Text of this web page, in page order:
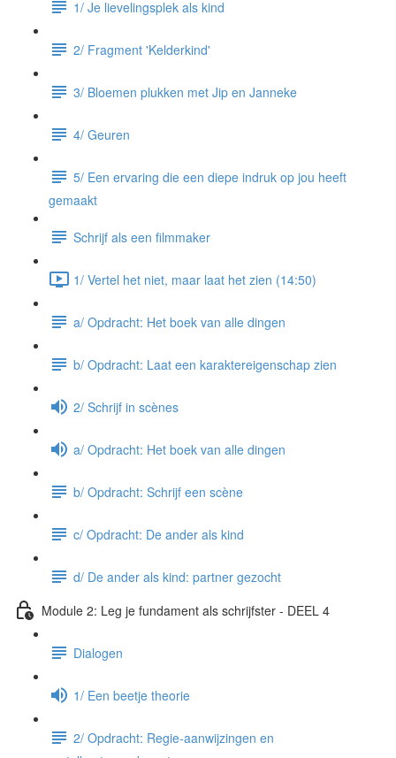
1/ Je lievelingsplek als kind
2/ Fragment 'Kelderkind'
3/ Bloemen plukken met Jip en Janneke
4/ Geuren
5/ Een ervaring die een diepe indruk op jou heeft
gemaakt
Schrijf als een filmmaker
1/ Vertel het niet, maar laat het zien (14:50)
a/ Opdracht: Het boek van alle dingen
b/ Opdracht: Laat een karaktereigenschap zien
2/ Schrijf in scènes
a/ Opdracht: Het boek van alle dingen
b/ Opdracht: Schrijf een scène
c/ Opdracht: De ander als kind
d/ De ander als kind: partner gezocht
Module 2: Leg je fundament als schrijfster - DEEL 4
Dialogen
1/ Een beetje theorie
2/ Opdracht: Regie-aanwijzingen en